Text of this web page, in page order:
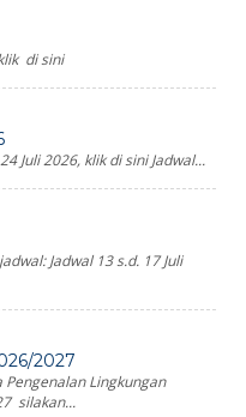
di sini
Juli 2026, klik di sini Jadwal...
Jadwal 13 s.d. 17 Juli
2027
Lingkungan
silakan...